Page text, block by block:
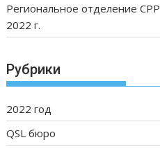
Региональное отделение СРР
2022 г.
Рубрики
2022 год
QSL бюро